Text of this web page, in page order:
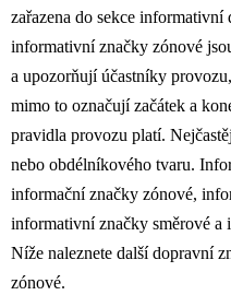
zařazena do sekce
informativní značky zónové
a upozorňují účastníky
mimo to označují začátek a
pravidla provozu platí.
nebo obdélníkového tvaru.
informační značky zónové,
informativní značky směrové a
Níže naleznete další dopravní
zónové.